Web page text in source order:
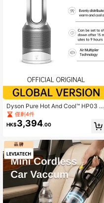
Dyson Pure Hot And Cool™ HP03 英
国版 - 含英式三孔插头和 230V 电压 |
三模式净化风扇，配备 App 控制 | 全
年舒适，夜间静音模式 | 铂金白
僅剩4件
HK$3,394.00